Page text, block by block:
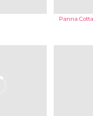
Panna Cotta